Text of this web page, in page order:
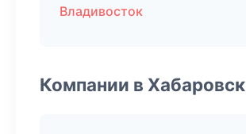
Владивосток
Компании в Хабаровск